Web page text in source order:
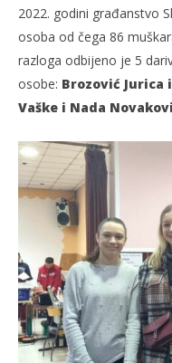
21. akcija DDK-a u
29.12.2022.
slatina.net
2022. godini građanstvo
osoba od čega 86
razloga odbijeno je 5
osobe: Brozović Jurica
Vaške i Nada